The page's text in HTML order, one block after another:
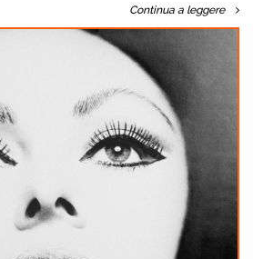
Continua a leggere